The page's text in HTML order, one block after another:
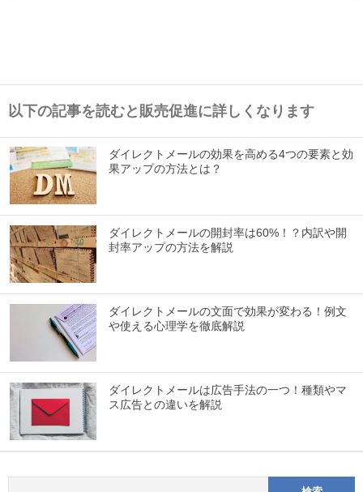
以下の記事を読むと販売促進に詳しくなります
ダイレクトメールの効果を高める4つの要素と効
果アップの方法とは？
ダイレクトメールの開封率は60%！？内訳や開
封率アップの方法を解説
ダイレクトメールの文面で効果が変わる！例文
や使える心理学を徹底解説
ダイレクトメールは広告手法の一つ！種類やマ
ス広告との違いを解説